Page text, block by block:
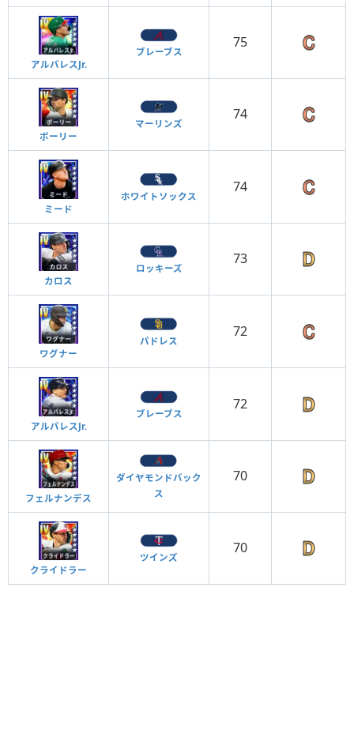
アルバレスJr.
ブレーブス
75
ポーリー
マーリンズ
74
ミード
ホワイトソックス
74
カロス
ロッキーズ
73
ワグナー
パドレス
72
アルバレスJr.
ブレーブス
72
フェルナンデス
ダイヤモンドバック
ス
70
クライドラー
ツインズ
70